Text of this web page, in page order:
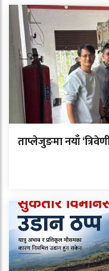
ताप्लेजुङमा नयाँ